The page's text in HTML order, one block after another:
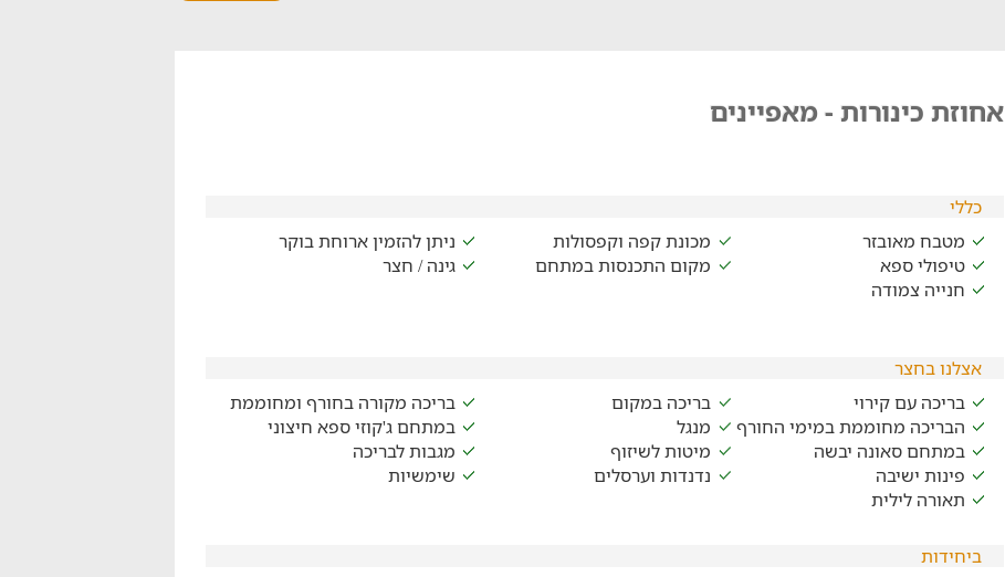
אחוזת כינורות - מאפיינים
כללי
מטבח מאובזר
מכונת קפה וקפסולות
ניתן להזמין ארוחת בוקר
טיפולי ספא
מקום התכנסות במתחם
גינה / חצר
חנייה צמודה
אצלנו בחצר
בריכה עם קירוי
בריכה במקום
בריכה מקורה בחורף ומחוממת
הבריכה מחוממת במימי החורף
מנגל
במתחם ג'קוזי ספא חיצוני
במתחם סאונה יבשה
מיטות לשיזוף
מגבות לבריכה
פינות ישיבה
נדנדות וערסלים
שימשיות
תאורה לילית
ביחידות